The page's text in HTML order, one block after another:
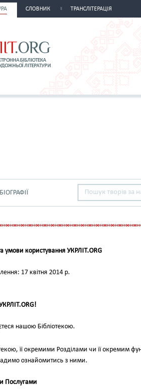
СЛОВНИК ТРАНСЛІТЕРАЦІЯ
БІОГРАФІЇ
умови користування УКРЛІТ.ORG
17 квітня 2014 р.
нашою Бібліотекою.
її окремими Розділами чи її окремим
ознайомитись з ними.
Послугами